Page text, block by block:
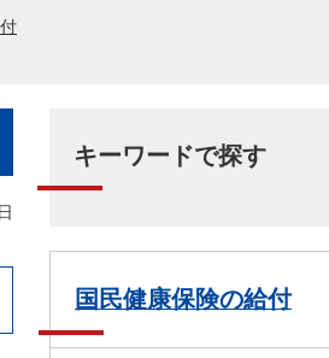
キーワードで探す
国民健康保険の給付